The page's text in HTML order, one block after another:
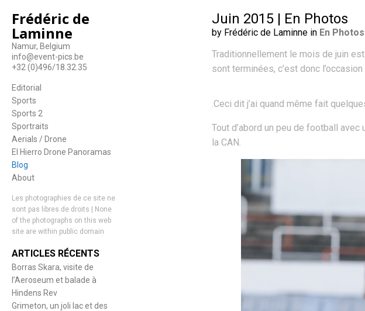
Frédéric de
Laminne
Namur, Belgium
info@event-pics.be
+32 (0)496/18.32.35
Editorial
Sports
Sports 2
Sportraits
Aerials / Drone
El Hierro Drone Panoramas
Blog
About
Les photographies de ce site ne
sont pas libres de droits | None
of the photographs on this web
site are within public domain
ARTICLES RÉCENTS
Borras Skara, visite de
l’Aeroseum et balade à
Hindens Rev
Grimeton, un joli lac et des
Juin 2015 | En Photos
by Frédéric de Laminne in En Photos
Traditionnellement le mois de juin
sont terminées, c’est donc
.Ceci dit j’ai quand même fait
Tout d’abord un peu de football
la CAN.